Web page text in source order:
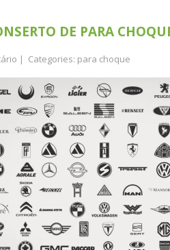
DE PARA
| Categories: para choque